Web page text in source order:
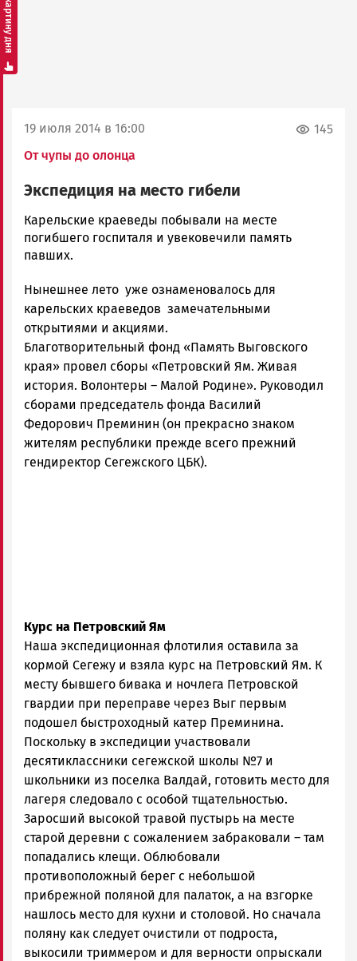
19 июля 2014 в 16:00
От чупы до олонца
145
Экспедиция на место гибели
admintimur
Новости
Петрозаводска
Карелии
|
Петрозаводск
ГОВОРИТ
Карельские краеведы побывали на месте
погибшего госпиталя и увековечили память
павших.
Нынешнее лето уже ознаменовалось для
карельских краеведов замечательными
открытиями и акциями.
Благотворительный фонд «Память Выговского
края» провел сборы «Петровский Ям. Живая
история. Волонтеры – Малой Родине». Руководил
сборами председатель фонда Василий
Федорович Преминин (он прекрасно знаком
жителям республики прежде всего прежний
гендиректор Сегежского ЦБК).
Курс на Петровский Ям
Наша экспедиционная флотилия оставила за
кормой Сегежу и взяла курс на Петровский Ям. К
месту бывшего бивака и ночлега Петровской
гвардии при переправе через Выг первым
подошел быстроходный катер Преминина.
Поскольку в экспедиции участвовали
десятиклассники сегежской школы №7 и
школьники из поселка Валдай, готовить место для
лагеря следовало с особой тщательностью.
Заросший высокой травой пустырь на месте
старой деревни с сожалением забраковали – там
попадались клещи. Облюбовали
противоположный берег с небольшой
прибрежной поляной для палаток, а на взгорке
нашлось место для кухни и столовой. Но сначала
поляну как следует очистили от подроста,
выкосили триммером и для верности опрыскали